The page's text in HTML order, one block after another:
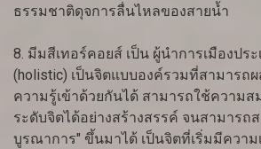
ธรรมชาติดุจการลื่นไหลของสายน้ำ
8. มีมสีเทอร์คอยส์ เป็น ผู้นำการเมืองปร
(holistic) เป็นจิตแบบองค์รวมที่สามารถ
ความรู้เข้าด้วยกันได้ สามารถใช้ความ
ระดับจิตได้อย่างสร้างสรรค์ จนสามารถส
บูรณาการ" ขึ้นมาได้ เป็นจิตที่เริ่มมีความ